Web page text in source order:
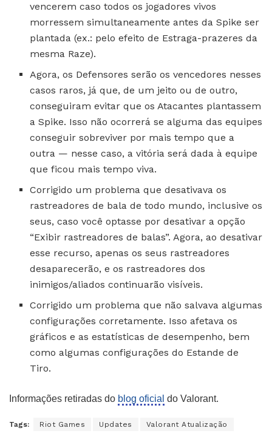
vencerem caso todos os jogadores vivos
morressem simultaneamente antes da Spike ser
plantada (ex.: pelo efeito de Estraga-prazeres da
mesma Raze).
Agora, os Defensores serão os vencedores nesses
casos raros, já que, de um jeito ou de outro,
conseguiram evitar que os Atacantes plantassem
a Spike. Isso não ocorrerá se alguma das equipes
conseguir sobreviver por mais tempo que a
outra — nesse caso, a vitória será dada à equipe
que ficou mais tempo viva.
Corrigido um problema que desativava os
rastreadores de bala de todo mundo, inclusive os
seus, caso você optasse por desativar a opção
“Exibir rastreadores de balas”. Agora, ao desativar
esse recurso, apenas os seus rastreadores
desaparecerão, e os rastreadores dos
inimigos/aliados continuarão visíveis.
Corrigido um problema que não salvava algumas
configurações corretamente. Isso afetava os
gráficos e as estatísticas de desempenho, bem
como algumas configurações do Estande de
Tiro.
Informações retiradas do blog oficial do Valorant.
Tags: Riot Games Updates Valorant Atualização